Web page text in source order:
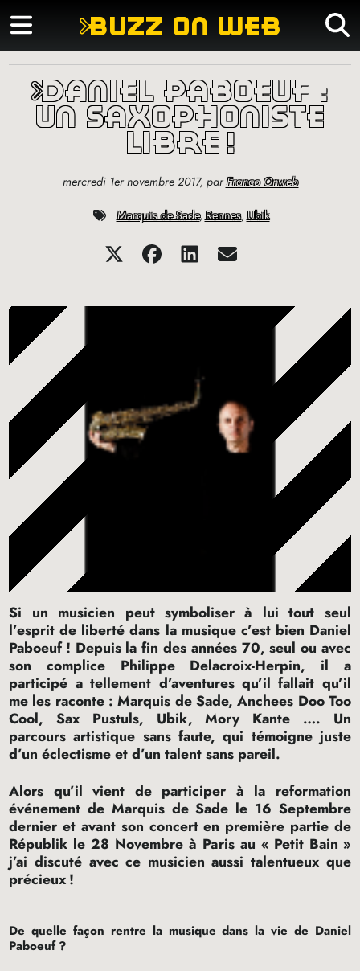
buzz on web
daniel paboeuf :
un saxophoniste
libre !
mercredi 1er novembre 2017, parFranco Onweb
Marquis de Sade,Rennes,Ubik
Si un musicien peut symboliser à lui tout seul
l’esprit de liberté dans la musique c’est bien Daniel
Paboeuf ! Depuis la fin des années 70, seul ou avec
son complice Philippe Delacroix-Herpin, il a
participé a tellement d’aventures qu’il fallait qu’il
me les raconte : Marquis de Sade, Anchees Doo Too
Cool, Sax Pustuls, Ubik, Mory Kante …. Un
parcours artistique sans faute, qui témoigne juste
d’un éclectisme et d’un talent sans pareil.
Alors qu’il vient de participer à la reformation
événement de Marquis de Sade le 16 Septembre
dernier et avant son concert en première partie de
Républik le 28 Novembre à Paris au « Petit Bain »
j’ai discuté avec ce musicien aussi talentueux que
précieux!
De quelle façon rentre la musique dans la vie de Daniel
Paboeuf ?